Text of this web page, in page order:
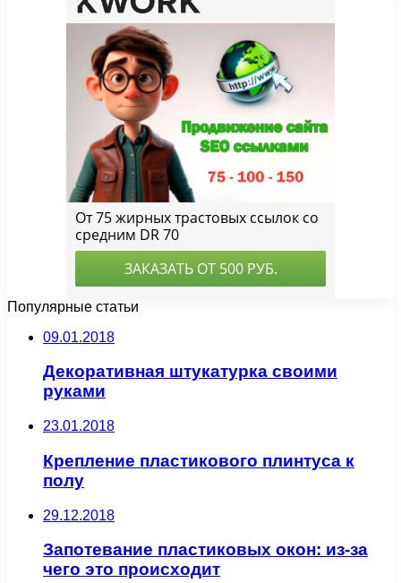
Популярные статьи
09.01.2018
Декоративная штукатурка своими
руками
23.01.2018
Крепление пластикового плинтуса к
полу
29.12.2018
Запотевание пластиковых окон: из-за
чего это происходит